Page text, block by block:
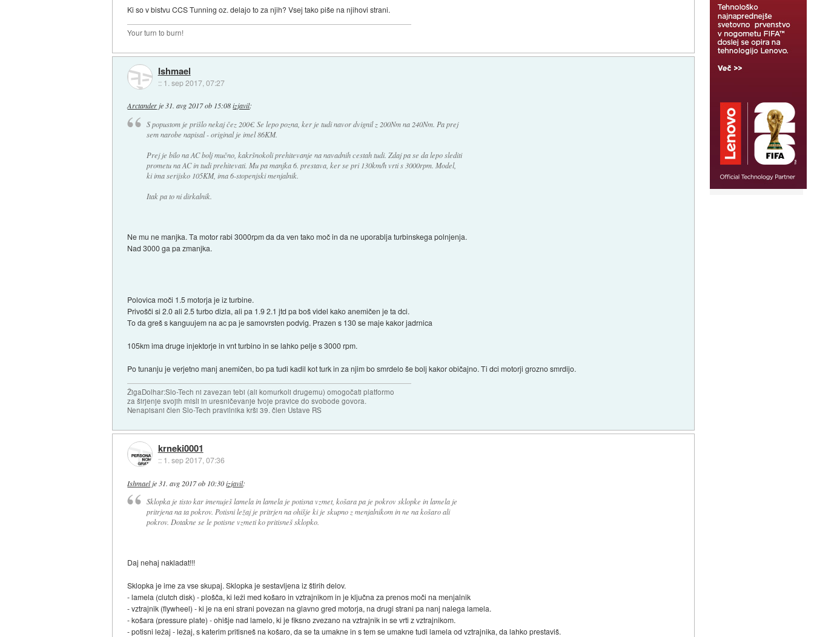
Ki so v bistvu CCS Tunning oz. delajo to za njih? Vsej tako piše na njihovi strani.
Your turn to burn!
Ishmael
:: 1. sep 2017, 07:27
Arctanderje31. avg 2017 ob 15:08 izjavil:
S popustom je prišlo nekaj čez 200€. Se lepo pozna, ker je tudi navor dvignil z 200Nm na 240Nm. Pa prej
sem narobe napisal - original je imel 86KM.
Prej je bilo na AC bolj mučno, kakršnokoli prehitevanje na navadnih cestah tudi. Zdaj pa se da lepo slediti
prometu na AC in tudi prehitevati. Mu pa manjka 6. prestava, ker se pri 130km/h vrti s 3000rpm. Model,
ki ima serijsko 105KM, ima 6-stopenjski menjalnik.
Itak pa to ni dirkalnik.
Ne mu ne manjka. Ta motor rabi 3000rpm da da ven tako moč in da ne uporablja turbinskega polnjenja.
Nad 3000 ga pa zmanjka.
Polovica moči 1.5 motorja je iz turbine.
Privošči si 2.0 ali 2.5 turbo dizla, ali pa 1.9 2.1 jtd pa boš videl kako anemičen je ta dci.
To da greš s kanguujem na ac pa je samovrsten podvig. Prazen s 130 se maje kakor jadrnica
105km ima druge injektorje in vnt turbino in se lahko pelje s 3000 rpm.
Po tunanju je verjetno manj anemičen, bo pa tudi kadil kot turk in za njim bo smrdelo še bolj kakor običajno. Ti dci motorji grozno smrdijo.
ŽigaDolhar:Slo-Tech ni zavezan tebi (ali komurkoli drugemu) omogočati platformo
za širjenje svojih misli in uresničevanje tvoje pravice do svobode govora.
Nenapisani člen Slo-Tech pravilnika krši 39. člen Ustave RS
krneki0001
:: 1. sep 2017, 07:36
Ishmaelje 31. avg 2017 ob 10:30 izjavil:
Sklopka je tisto kar imenuješ lamela in lamela je potisna vzmet, košara pa je pokrov sklopke in lamela je
pritrjena na ta pokrov. Potisni ležaj je pritrjen na ohišje ki je skupno z menjalnikom in ne na košaro ali
pokrov. Dotakne se le potisne vzmeti ko pritisneš sklopko.
Daj nehaj nakladat!!!
Sklopka je ime za vse skupaj. Sklopka je sestavljena iz štirih delov.
- lamela (clutch disk) - plošča, ki leži med košaro in vztrajnikom in je ključna za prenos moči na menjalnik
- vztrajnik (flywheel) - ki je na eni strani povezan na glavno gred motorja, na drugi strani pa nanj nalega lamela.
- košara (pressure plate) - ohišje nad lamelo, ki je fiksno zvezano na vztrajnik in se vrti z vztrajnikom.
- potisni ležaj - ležaj, s katerim pritisneš na košaro, da se ta umakne in s tem se umakne tudi lamela od vztrajnika, da lahko prestaviš.